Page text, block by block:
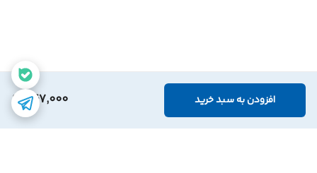
367,000 افزودن به سبد خرید